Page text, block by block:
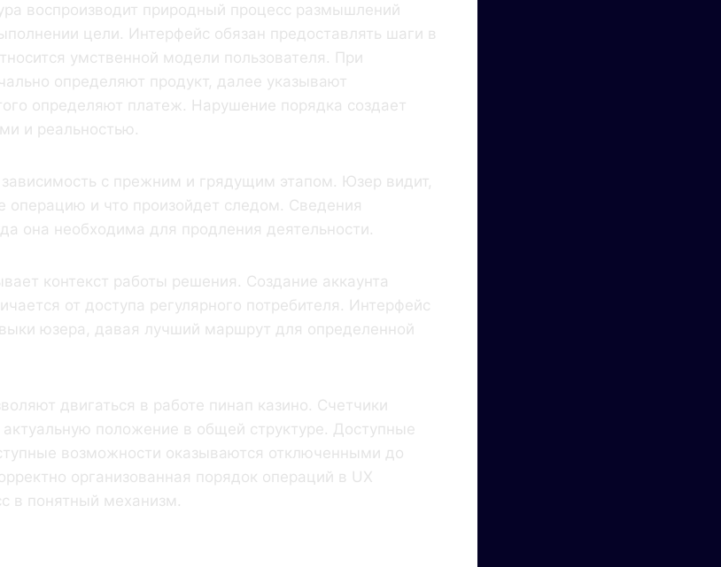
воспроизводит природный процесс размышлений
цели. Интерфейс обязан предоставлять шаги в
умственной модели пользователя. При
определяют продукт, далее указывают
определяют платеж. Нарушение порядка создает
и реальностью.
с прежним и грядущим этапом. Юзер видит,
операцию и что произойдет следом. Сведения
она необходима для продления деятельности.
контекст работы решения. Создание аккаунта
от доступа регулярного потребителя. Интерфейс
юзера, давая лучший маршрут для определенной
двигаться в работе пинап казино. Счетчики
положение в общей структуре. Доступные
возможности оказываются отключенными до
организованная порядок операций в UX
в понятный механизм.